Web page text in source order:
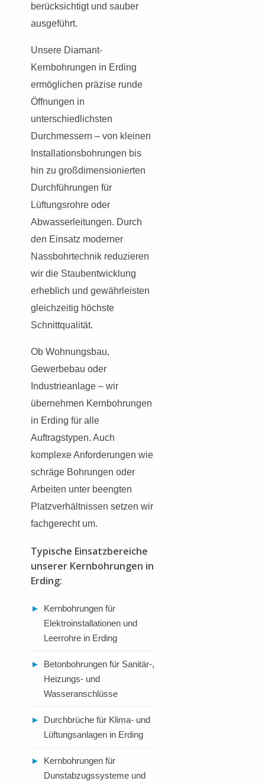
berücksichtigt und sauber
ausgeführt.
Unsere Diamant-
Kernbohrungen in Erding
ermöglichen präzise runde
Öffnungen in
unterschiedlichsten
Durchmessern – von kleinen
Installationsbohrungen bis
hin zu großdimensionierten
Durchführungen für
Lüftungsrohre oder
Abwasserleitungen. Durch
den Einsatz moderner
Nassbohrtechnik reduzieren
wir die Staubentwicklung
erheblich und gewährleisten
gleichzeitig höchste
Schnittqualität.
Ob Wohnungsbau,
Gewerbebau oder
Industrieanlage – wir
übernehmen Kernbohrungen
in Erding für alle
Auftragstypen. Auch
komplexe Anforderungen wie
schräge Bohrungen oder
Arbeiten unter beengten
Platzverhältnissen setzen wir
fachgerecht um.
Typische Einsatzbereiche
unserer Kernbohrungen in
Erding:
►
Kernbohrungen für
Elektroinstallationen und
Leerrohre in Erding
►
Betonbohrungen für Sanitär-,
Heizungs- und
Wasseranschlüsse
►
Durchbrüche für Klima- und
Lüftungsanlagen in Erding
►
Kernbohrungen für
Dunstabzugssysteme und